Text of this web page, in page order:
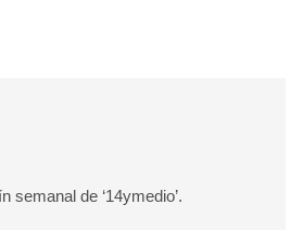
semanal de ‘14ymedio’.